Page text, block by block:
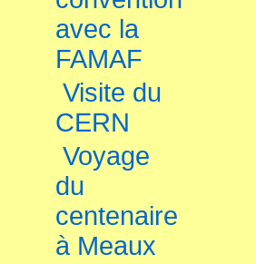
avec la
FAMAF
Visite du
CERN
Voyage
du
centenaire
à Meaux